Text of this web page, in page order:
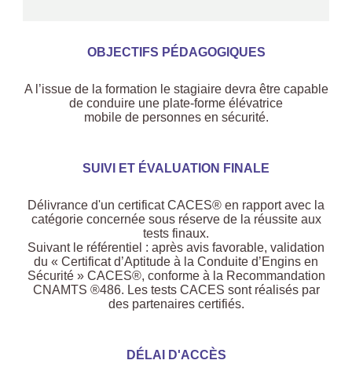
OBJECTIFS PÉDAGOGIQUES
A l’issue de la formation le stagiaire devra être capable
de conduire une plate-forme élévatrice
mobile de personnes en sécurité.
SUIVI ET ÉVALUATION FINALE
Délivrance d'un certificat CACES® en rapport avec la
catégorie concernée sous réserve de la réussite aux
tests finaux.
Suivant le référentiel : après avis favorable, validation
du « Certificat d’Aptitude à la Conduite d’Engins en
Sécurité » CACES®, conforme à la Recommandation
CNAMTS ®486. Les tests CACES sont réalisés par
des partenaires certifiés.
DÉLAI D'ACCÈS